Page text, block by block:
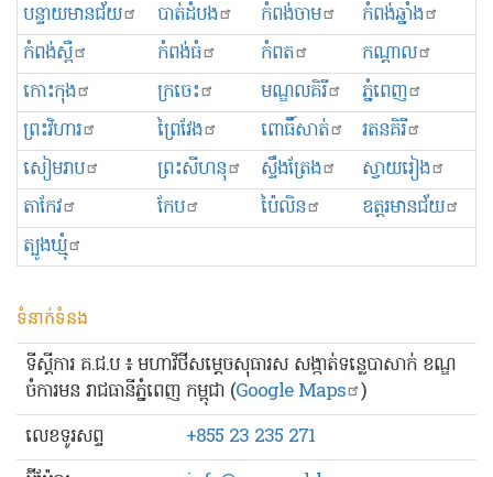
បន្ទាយមានជ័យ បាត់ដំបង កំពង់ចាម
កំពង់ឆ្នាំង
កំពង់ស្ពឺ
កំពង់ធំ កំពត
កណ្ដាល
កោះកុង
ក្រចេះ មណ្ឌលគិរី
ភ្នំពេញ
ព្រះ​វិហារ
ព្រៃវែង ពោធិ៍សាត់
រតនគិរី
សៀមរាប
ព្រះសីហនុ ស្ទឹងត្រែង
ស្វាយរៀង
តាកែវ
កែប ប៉ៃលិន
ឧត្ដរមានជ័យ
ត្បូងឃ្មុំ
ទំនាក់ទំនង
ទីស្ដីការ គ.ជ.ប ៖ មហាវិថីសម្ដេចសុធារស សង្កាត់ទន្លេបាសាក់ ខណ្ឌ
ចំការមន រាជធានីភ្នំពេញ កម្ពុជា (Google Maps )
លេខ​ទូរសព្ទ
+855 23 235 271